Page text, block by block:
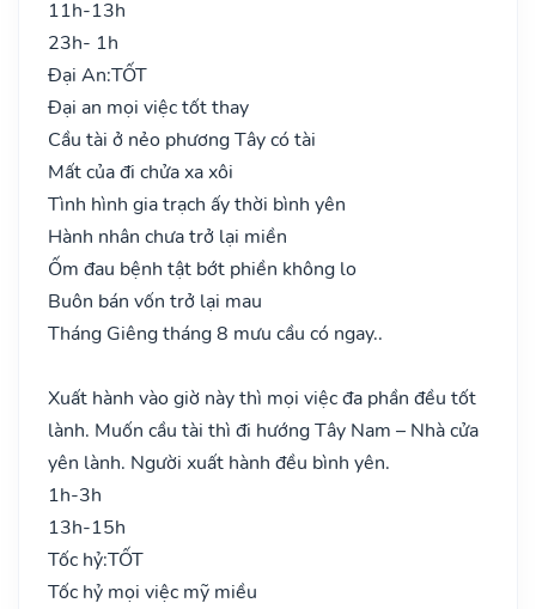
11h-13h
23h- 1h
Đại An:TỐT
Đại an mọi việc tốt thay
Cầu tài ở nẻo phương Tây có tài
Mất của đi chửa xa xôi
Tình hình gia trạch ấy thời bình yên
Hành nhân chưa trở lại miền
Ốm đau bệnh tật bớt phiền không lo
Buôn bán vốn trở lại mau
Tháng Giêng tháng 8 mưu cầu có ngay..
Xuất hành vào giờ này thì mọi việc đa phần đều tốt
lành. Muốn cầu tài thì đi hướng Tây Nam – Nhà cửa
yên lành. Người xuất hành đều bình yên.
1h-3h
13h-15h
Tốc hỷ:TỐT
Tốc hỷ mọi việc mỹ miều